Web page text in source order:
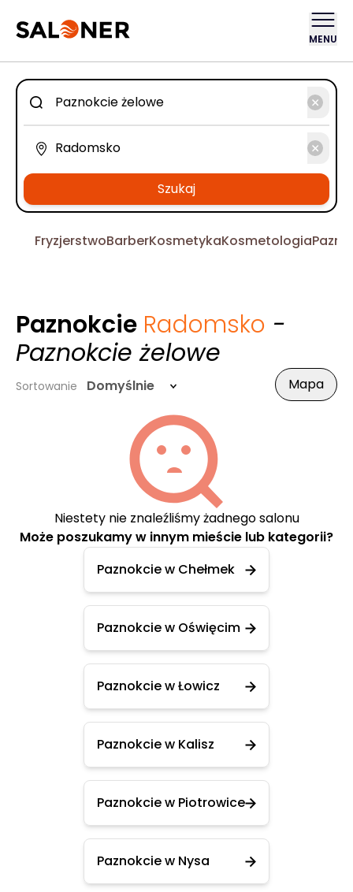
MENU
Szukaj
FryzjerstwoBarberKosmetykaKosmetologia
Paznokcie Radomsko -
Paznokcie żelowe
Sortowanie Domyślnie Mapa
Niestety nie znaleźliśmy żadnego salonu
Może poszukamy w innym mieście lub kategorii?
Paznokcie w Chełmek
Paznokcie w Oświęcim
Paznokcie w Łowicz
Paznokcie w Kalisz
Paznokcie w Piotrowice
Paznokcie w Nysa